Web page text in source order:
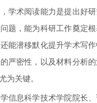
学术阅读能力是提出好
题，能为科研工作奠定
能潜移默化提升学术写
严密性，以及材料分析
为关键。
息科学技术学院院长、